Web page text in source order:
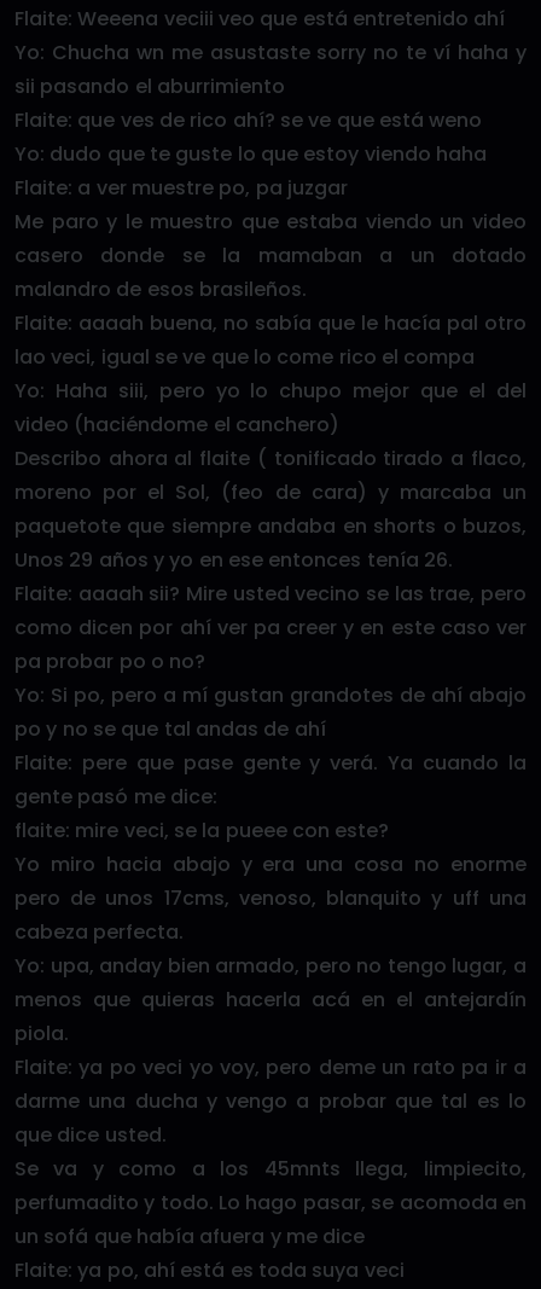
Flaite: Weeena veciii veo que está entretenido ahí
Yo: Chucha wn me asustaste sorry no te ví haha y
sii pasando el aburrimiento
Flaite: que ves de rico ahí? se ve que está weno
Yo: dudo que te guste lo que estoy viendo haha
Flaite: a ver muestre po, pa juzgar
Me paro y le muestro que estaba viendo un video
casero donde se la mamaban a un dotado
malandro de esos brasileños.
Flaite: aaaah buena, no sabía que le hacía pal otro
lao veci, igual se ve que lo come rico el compa
Yo: Haha siii, pero yo lo chupo mejor que el del
video (haciéndome el canchero)
Describo ahora al flaite ( tonificado tirado a flaco,
moreno por el Sol, (feo de cara) y marcaba un
paquetote que siempre andaba en shorts o buzos,
Unos 29 años y yo en ese entonces tenía 26.
Flaite: aaaah sii? Mire usted vecino se las trae, pero
como dicen por ahí ver pa creer y en este caso ver
pa probar po o no?
Yo: Si po, pero a mí gustan grandotes de ahí abajo
po y no se que tal andas de ahí
Flaite: pere que pase gente y verá. Ya cuando la
gente pasó me dice:
flaite: mire veci, se la pueee con este?
Yo miro hacia abajo y era una cosa no enorme
pero de unos 17cms, venoso, blanquito y uff una
cabeza perfecta.
Yo: upa, anday bien armado, pero no tengo lugar, a
menos que quieras hacerla acá en el antejardín
piola.
Flaite: ya po veci yo voy, pero deme un rato pa ir a
darme una ducha y vengo a probar que tal es lo
que dice usted.
Se va y como a los 45mnts llega, limpiecito,
perfumadito y todo. Lo hago pasar, se acomoda en
un sofá que había afuera y me dice
Flaite: ya po, ahí está es toda suya veci